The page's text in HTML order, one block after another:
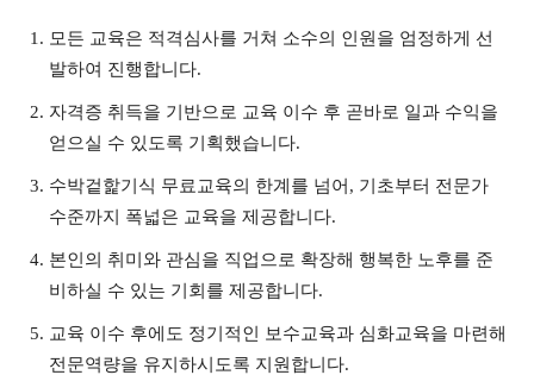
모든 교육은 적격심사를 거쳐 소수의 인원을 엄정하게 선
발하여 진행합니다.
자격증 취득을 기반으로 교육 이수 후 곧바로 일과 수익을
얻으실 수 있도록 기획했습니다.
수박겉핥기식 무료교육의 한계를 넘어, 기초부터 전문가
수준까지 폭넓은 교육을 제공합니다.
본인의 취미와 관심을 직업으로 확장해 행복한 노후를 준
비하실 수 있는 기회를 제공합니다.
교육 이수 후에도 정기적인 보수교육과 심화교육을 마련해
전문역량을 유지하시도록 지원합니다.